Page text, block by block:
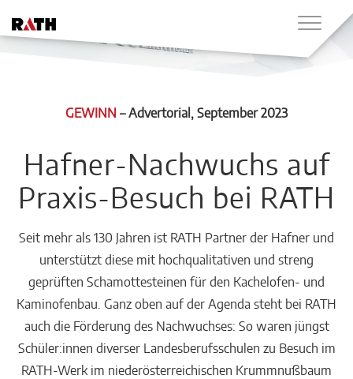
GEWINN –Advertorial, September 2023
Hafner-Nachwuchs auf
Praxis-Besuch bei RATH
Seit mehr als 130 Jahren ist RATH Partner der Hafner und
unterstützt diese mit hochqualitativen und streng
geprüften Schamottesteinen für den Kachelofen- und
Kaminofenbau. Ganz oben auf der Agenda steht bei RATH
auch die Förderung des Nachwuchses: So waren jüngst
Schüler:innen diverser Landesberufsschulen zu Besuch im
RATH-Werk im niederösterreichischen Krummnußbaum